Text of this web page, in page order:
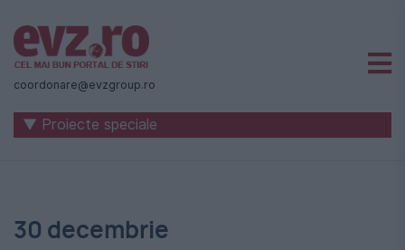
Știri
naționale
internaționale
-
coordonare@evzgroup.ro
▼ Proiecte speciale
30 decembrie